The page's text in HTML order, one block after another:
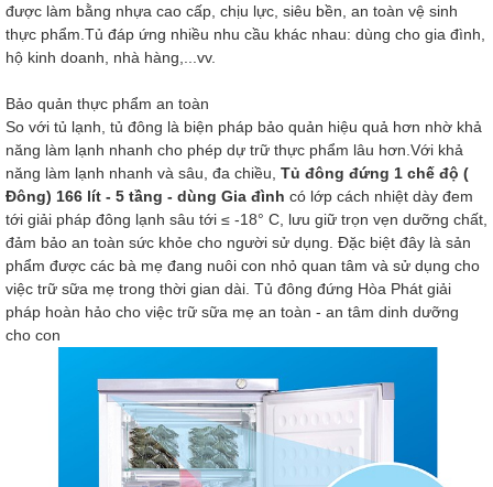
được làm bằng nhựa cao cấp, chịu lực, siêu bền, an toàn vệ sinh
thực phẩm.Tủ đáp ứng nhiều nhu cầu khác nhau: dùng cho gia đình,
hộ kinh doanh, nhà hàng,...vv.
Bảo quản thực phẩm an toàn
So với tủ lạnh, tủ đông là biện pháp bảo quản hiệu quả hơn nhờ khả
năng làm lạnh nhanh cho phép dự trữ thực phẩm lâu hơn.Với khả
năng làm lạnh nhanh và sâu, đa chiều, Tủ đông đứng 1 chế độ (
Đông) 166 lít - 5 tầng - dùng Gia đình có lớp cách nhiệt dày đem
tới giải pháp đông lạnh sâu tới ≤ -18° C, lưu giữ trọn vẹn dưỡng chất,
đảm bảo an toàn sức khỏe cho người sử dụng. Đặc biệt đây là sản
phẩm được các bà mẹ đang nuôi con nhỏ quan tâm và sử dụng cho
việc trữ sữa mẹ trong thời gian dài. Tủ đông đứng Hòa Phát giải
pháp hoàn hảo cho việc trữ sữa mẹ an toàn - an tâm dinh dưỡng
cho con